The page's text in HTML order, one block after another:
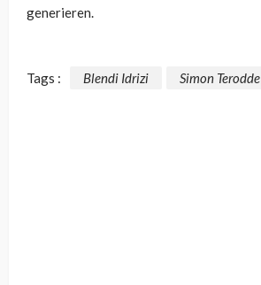
generieren.
Tags : Blendi Idrizi Simon Terodde